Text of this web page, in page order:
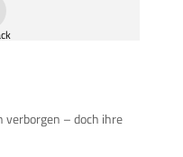
verborgen – doch ihre